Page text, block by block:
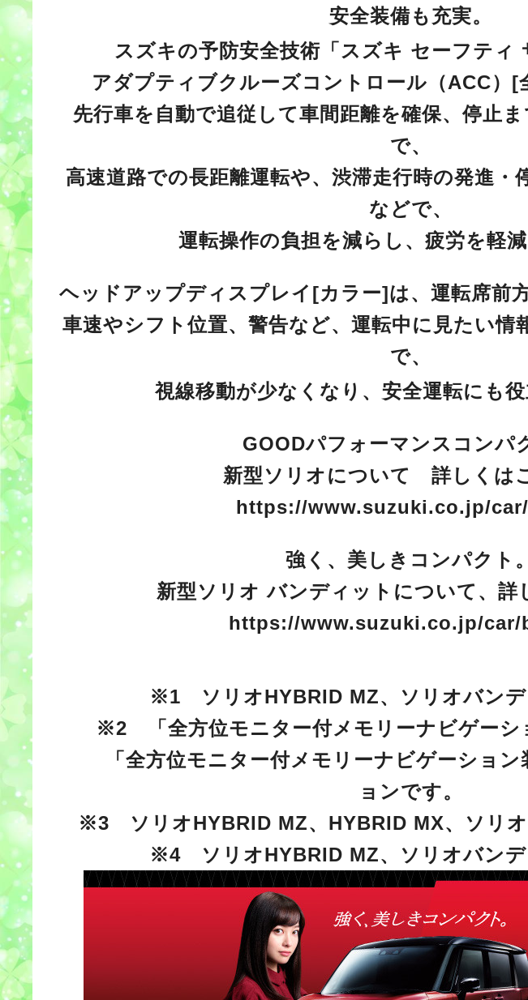
安全装備も充実。
スズキの予防安全技術「スズキ セーフティ
アダプティブクルーズコントロール（ACC）[
先行車を自動で追従して車間距離を確保、停止
で、
高速道路での長距離運転や、渋滞走行時の発進・
などで、
運転操作の負担を減らし、疲労を軽
ヘッドアップディスプレイ[カラー]は、運転席前
車速やシフト位置、警告など、運転中に見たい情
で、
視線移動が少なくなり、安全運転にも
GOODパフォーマンスコンパ
新型ソリオについて 詳しくは
https://www.suzuki.co.jp/
強く、美しきコンパクト
新型ソリオ バンディットについて、詳
https://www.suzuki.co.jp/car/
※1 ソリオHYBRID MZ、ソリオバンデ
※2 「全方位モニター付メモリーナビゲーシ
「全方位モニター付メモリーナビゲーション
ョンです。
※3 ソリオHYBRID MZ、HYBRID MX、ソリオ
※4 ソリオHYBRID MZ、ソリオバンデ